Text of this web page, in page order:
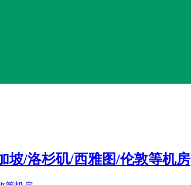
坡/洛杉矶/西雅图/伦敦等机房